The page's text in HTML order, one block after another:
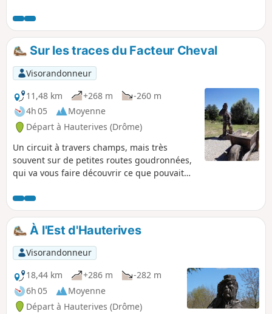
la vallée de Hauterives.
Sur les traces du Facteur Cheval
Visorandonneur
11,48 km
+268 m
-260 m
4h 05
Moyenne
Départ à Hauterives (Drôme)
Un circuit à travers champs, mais très
souvent sur de petites routes goudronnées,
qui va vous faire découvrir ce que pouvait
Peut-être même que certaines portions du
parcours faisaient partie de sa tournée !
À l'Est d'Hauterives
Visorandonneur
18,44 km
+286 m
-282 m
6h 05
Moyenne
Départ à Hauterives (Drôme)